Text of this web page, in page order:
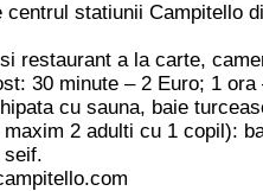
centrul statiunii Campitello
restaurant a la carte,
30 minute – 2 Euro; 1
cu sauna, baie
2 adulti cu 1 copil):
seif.